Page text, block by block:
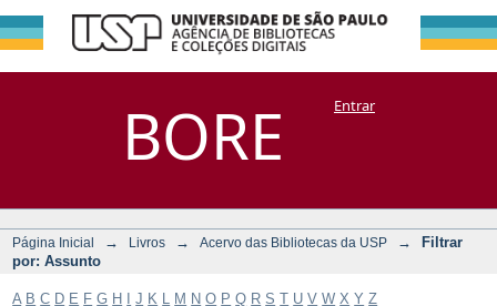
BORE
Filtrar por:
Assunto
DSpace/Manakin + CoriscoEntrar
Página Inicial → Livros → Acervo das Bibliotecas da USP →
Filtrar
por: Assunto
A B C D E F G H J K M N O P Q R S T U V W X Y Z